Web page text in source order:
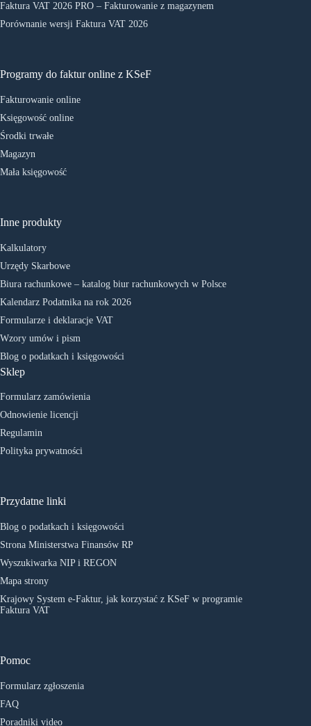
Faktura VAT 2026 PRO – Fakturowanie z magazynem
Porównanie wersji Faktura VAT 2026
Programy do faktur online z KSeF
Fakturowanie online
Księgowość online
Środki trwałe
Magazyn
Mała księgowość
Inne produkty
Kalkulatory
Urzędy Skarbowe
Biura rachunkowe – katalog biur rachunkowych w Polsce
Kalendarz Podatnika na rok 2026
Formularze i deklaracje VAT
Wzory umów i pism
Blog o podatkach i księgowości
Sklep
Formularz zamówienia
Odnowienie licencji
Regulamin
Polityka prywatności
Przydatne linki
Blog o podatkach i księgowości
Strona Ministerstwa Finansów RP
Wyszukiwarka NIP i REGON
Mapa strony
Krajowy System e-Faktur, jak korzystać z KSeF w programie
Faktura VAT
Pomoc
Formularz zgłoszenia
FAQ
Poradniki video